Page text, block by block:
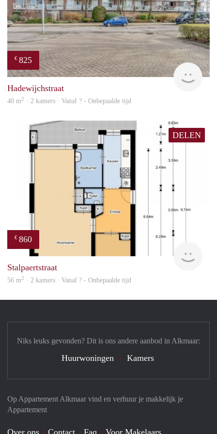
€ 825
Hadewijchstraat
40 m2 · 2 kamers · Vanaf ? - Onbepaalde tijd
DELEN
€ 860
Stalpaertstraat
56 m2 · 2 kamers · Vanaf ? - Onbepaalde tijd
Op Appartement Alkmaar vind en verhuur je makkelijk je
Appartement
Over ons Contact Faq Voor Makelaars
Niks leuks gevonden? Dit is ons andere aanbod in Alkmaar:
Huurwoningen Kamers